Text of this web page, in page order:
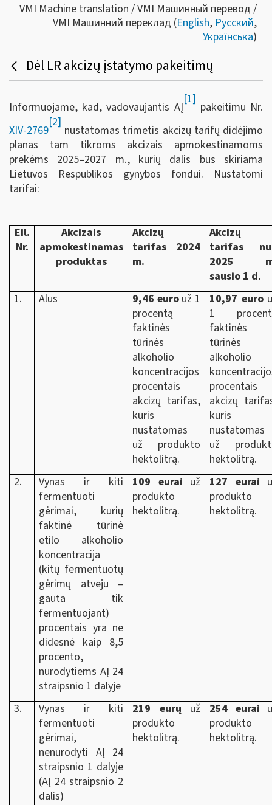
VMI Machine translation / VMI Машинный перевод /
VMI Машинний переклад (English, Русский,
Українська)
Dėl LR akcizų įstatymo pakeitimų
Informuojame, kad, vadovaujantis AĮ
[1]
pakeitimu Nr.
XIV-2769
[2]
nustatomas trimetis akcizų tarifų didėjimo
planas tam tikroms akcizais apmokestinamoms
prekėms 2025–2027 m., kurių dalis bus skiriama
Lietuvos Respublikos gynybos fondui. Nustatomi
tarifai:
Eil.
Nr.
Akcizais
apmokestinamas
produktas
Akcizų
tarifas 2024
m.
Akcizų
tarifas
2025
sausio 1 d.
1.
Alus 9,46 eurouž 1
procentą
faktinės
tūrinės
alkoholio
koncentracijos
procentais
akcizų tarifas,
kuris
nustatomas
už produkto
hektolitrą.
10,97 euro
1
faktinės
tūrinės
alkoholio
procentais
akcizų
kuris
nustatomas
už
hektolitrą.
2.
Vynas ir kiti
fermentuoti
gėrimai, kurių
faktinė tūrinė
etilo alkoholio
koncentracija
(kitų fermentuotų
gėrimų atveju –
gauta tik
fermentuojant)
procentais yra ne
didesnė kaip 8,5
procento,
nurodytiems AĮ 24
straipsnio 1 dalyje
109 eurai už
produkto
hektolitrą.
127 eurai
produkto
hektolitrą.
3.
Vynas ir kiti
fermentuoti
gėrimai,
nenurodyti AĮ 24
straipsnio 1 dalyje
(AĮ 24 straipsnio 2
dalis)
219 eurų už
produkto
hektolitrą.
254 eurai
produkto
hektolitrą.